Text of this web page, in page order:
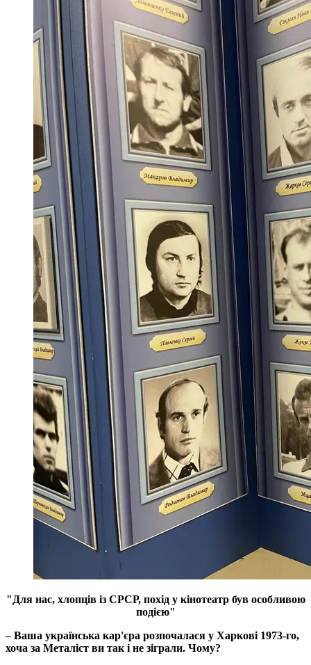
"Для нас, хлопців із СРСР, похід у кінотеатр був особливою
подією"
– Ваша українська кар'єра розпочалася у Харкові 1973-го,
хоча за Металіст ви так і не зіграли. Чому?